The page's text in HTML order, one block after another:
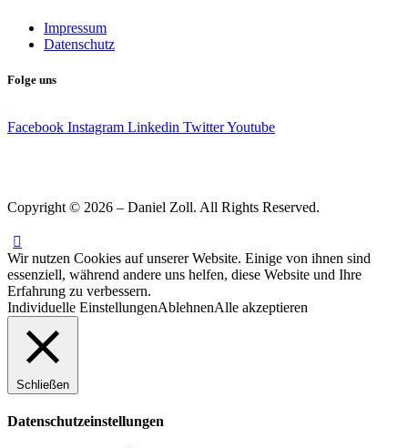
Impressum
Datenschutz
Folge uns
Facebook Instagram Linkedin TwitterYoutube
Copyright © 2026 – Daniel Zoll. All Rights Reserved.
Wir nutzen Cookies auf unserer Website. Einige von ihnen sind
essenziell, während andere uns helfen, diese Website und Ihre
Erfahrung zu verbessern.
Individuelle EinstellungenAblehnenAlle akzeptieren
Schließen
Datenschutzeinstellungen